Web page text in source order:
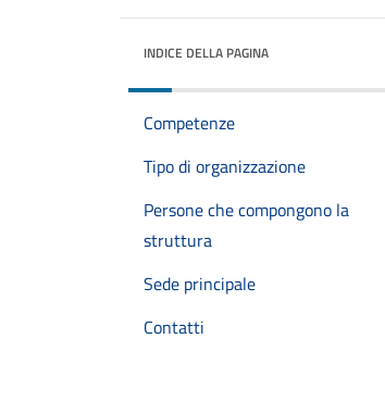
INDICE DELLA PAGINA
Competenze
Tipo di organizzazione
Persone che compongono la
struttura
Sede principale
Contatti